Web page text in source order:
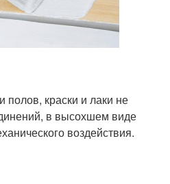
краски и лаки не
в высохшем виде
воздействия.